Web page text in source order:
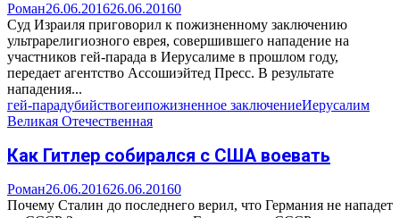
Роман26.06.201626.06.20160
Суд Израиля приговорил к пожизненному заключению
ультрарелигиозного еврея, совершившего нападение на
участников гей-парада в Иерусалиме в прошлом году,
передает агентство Ассошиэйтед Пресс. В результате
нападения...
гей-парадубийствогеипожизненное заключениеИерусалим
Великая Отечественная
Как Гитлер собирался с США воевать
Роман26.06.201626.06.20160
Почему Сталин до последнего верил, что Германия не нападет